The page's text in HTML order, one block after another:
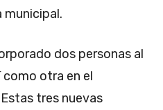
municipal.
dos personas al
otra en el
tres nuevas